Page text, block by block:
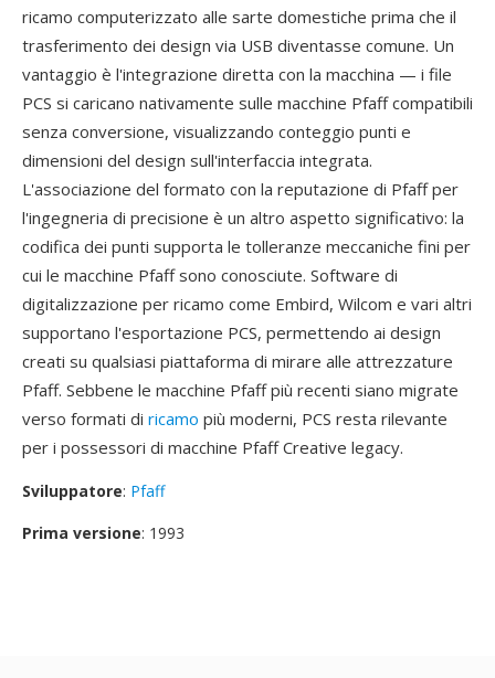
ricamo computerizzato alle sarte domestiche prima che il
trasferimento dei design via USB diventasse comune. Un
vantaggio è l'integrazione diretta con la macchina — i file
PCS si caricano nativamente sulle macchine Pfaff compatibili
senza conversione, visualizzando conteggio punti e
dimensioni del design sull'interfaccia integrata.
L'associazione del formato con la reputazione di Pfaff per
l'ingegneria di precisione è un altro aspetto significativo: la
codifica dei punti supporta le tolleranze meccaniche fini per
cui le macchine Pfaff sono conosciute. Software di
digitalizzazione per ricamo come Embird, Wilcom e vari altri
supportano l'esportazione PCS, permettendo ai design
creati su qualsiasi piattaforma di mirare alle attrezzature
Pfaff. Sebbene le macchine Pfaff più recenti siano migrate
verso formati di ricamo più moderni, PCS resta rilevante
per i possessori di macchine Pfaff Creative legacy.
Sviluppatore: Pfaff
Prima versione: 1993